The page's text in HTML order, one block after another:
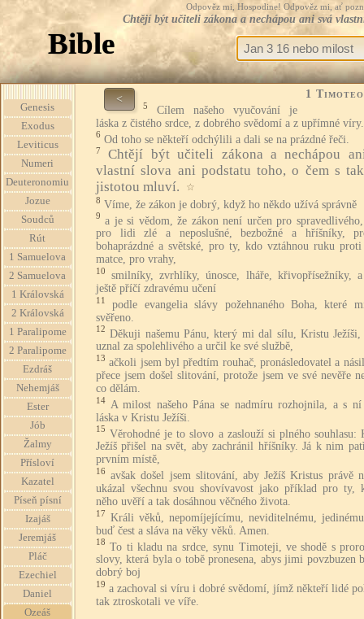
Odpověz mi, Hospodine! Odpověz mi, ať
Chtějí být učiteli zákona a nechápou ani svá
Bible
Genesis
Exodus
Leviticus
Numeri
Deuteronomiu
Jozue
Soudců
Rút
1 Samuelova
2 Samuelova
1 Královská
2 Královská
1 Paralipome
2 Paralipome
Ezdráš
Nehemjáš
Ester
Jób
Žalmy
Přísloví
Kazatel
Píseň písní
Izajáš
Jeremjáš
Pláč
Ezechiel
Daniel
Ozeáš
< 1
5
Cílem našeho vyučování je
láska z čistého srdce, z dobrého svědomí a z upřímné víry.
6 Od toho se někteří odchýlili a dali se na prázdné řeči.
7
Chtějí být učiteli zákona a nechápou
vlastní slova ani podstatu toho, o čem s
jistotou mluví.
☆
8 Víme, že zákon je dobrý, když ho někdo užívá správně
9 a je si vědom, že zákon není určen pro
pro lidi zlé a neposlušné, bezbožné a hříšníky,
bohaprázdné a světské, pro ty, kdo vztáhnou ruku
matce, pro vrahy,
10
smilníky, zvrhlíky, únosce, lháře, křivopřísežníky,
ještě příčí zdravému učení
11
podle evangelia slávy požehnaného Boha, které
svěřeno.
12 Děkuji našemu Pánu, který mi dal sílu, Kristu Ježíši,
uznal za spolehlivého a určil ke své službě,
13 ačkoli jsem byl předtím rouhač, pronásledovatel a
přece jsem došel slitování, protože jsem ve své nevěře
co dělám.
14 A milost našeho Pána se nadmíru rozhojnila, a s
láska v Kristu Ježíši.
15 Věrohodné je to slovo a zaslouží si plného souhlasu:
Ježíš přišel na svět, aby zachránil hříšníky. Já k nim
prvním místě,
16
avšak došel jsem slitování, aby Ježíš Kristus právě
ukázal všechnu svou shovívavost jako příklad pro ty,
něho uvěří a tak dosáhnou věčného života.
17 Králi věků, nepomíjejícímu, neviditelnému,
buď čest a sláva na věky věků. Amen.
18 To ti kladu na srdce, synu Timoteji, ve shodě s
slovy, která byla o tobě pronesena, abys jimi povzbuzen
dobrý boj
19 a zachoval si víru i dobré svědomí, jímž někteří lidé
tak ztroskotali ve víře.